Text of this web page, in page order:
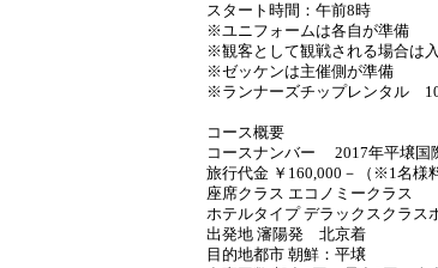
スタート時間：午前8時
※ユニフォームは各自が準備
※観客として観戦される場合は
※ゼッケンは主催側が準備
※ランナーズチップレンタル
コース概要
コースナンバー 2017年平壌国
旅行代金 ￥160,000－（※1名様
座席クラス エコノミークラス
ホテルタイプ デラックスクラス
出発地 瀋陽発 北京着
目的地都市 朝鮮：平壌